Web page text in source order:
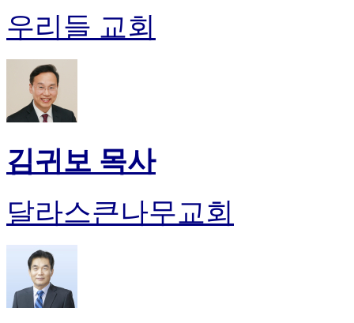
우리들 교회
김귀보 목사
달라스큰나무교회